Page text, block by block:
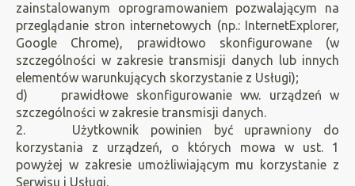
zainstalowanym oprogramowaniem pozwalającym na
przeglądanie stron internetowych (np.: InternetExplorer,
Google Chrome), prawidłowo skonfigurowane (w
szczególności w zakresie transmisji danych lub innych
elementów warunkujących skorzystanie z Usługi);
d) prawidłowe skonfigurowanie ww. urządzeń w
szczególności w zakresie transmisji danych.
2. Użytkownik powinien być uprawniony do
korzystania z urządzeń, o których mowa w ust. 1
powyżej w zakresie umożliwiającym mu korzystanie z
Serwisu i Usługi.